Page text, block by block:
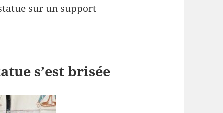
sur un support
s’est brisée